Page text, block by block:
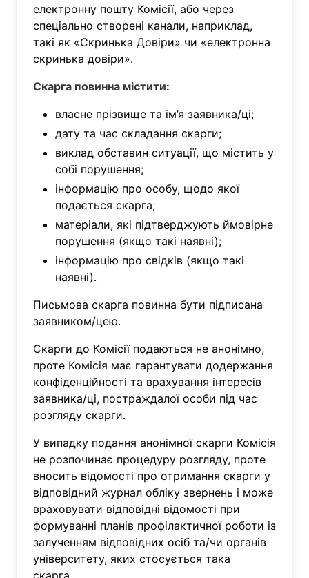
електронну пошту Комісії, або через
спеціально створені канали, наприклад,
такі як «Скринька Довіри» чи «електронна
скринька довіри».
Скарга повинна містити:
власне прізвище та ім’я заявника/ці;
дату та час складання скарги;
виклад обставин ситуації, що містить у
собі порушення;
інформацію про особу, щодо якої
подається скарга;
матеріали, які підтверджують ймовірне
порушення (якщо такі наявні);
інформацію про свідків (якщо такі
наявні).
Письмова скарга повинна бути підписана
заявником/цею.
Скарги до Комісії подаються не анонімно,
проте Комісія має гарантувати додержання
конфіденційності та врахування інтересів
заявника/ці, постраждалої особи під час
розгляду скарги.
У випадку подання анонімної скарги Комісія
не розпочинає процедуру розгляду, проте
вносить відомості про отримання скарги у
відповідний журнал обліку звернень і може
враховувати відповідні відомості при
формуванні планів профілактичної роботи із
залученням відповідних осіб та/чи органів
університету, яких стосується така
скарга.